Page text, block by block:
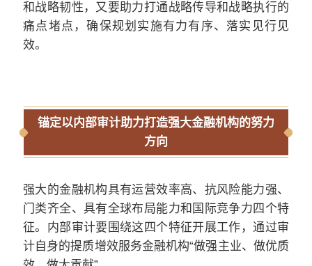
和战略韧性，又要助力打通战略传导和战略执行的
痛点堵点，确保规划实施有力有序、落实见行见
效。
锚定以内部审计助力打造强大金融机构的努力
方向
强大的金融机构具有运营效率高、抗风险能力强、
门类齐全、具有全球布局能力和国际竞争力四个特
征。内部审计要围绕这四个特征开展工作，通过审
计自身的提质增效服务金融机构“做强主业、做优质